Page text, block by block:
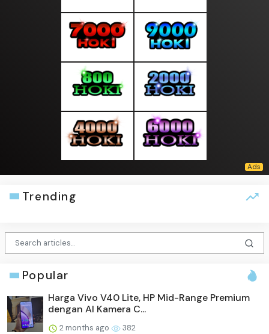
Trending
Popular
Harga Vivo V40 Lite, HP Mid-Range Premium
dengan AI Kamera C...
2 months ago 382